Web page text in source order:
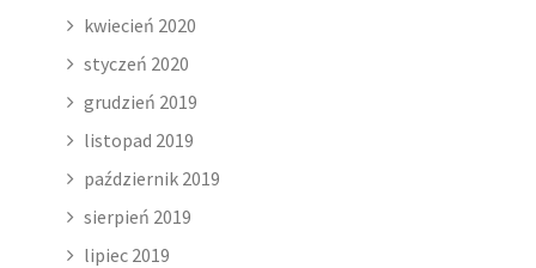
kwiecień 2020
styczeń 2020
grudzień 2019
listopad 2019
październik 2019
sierpień 2019
lipiec 2019